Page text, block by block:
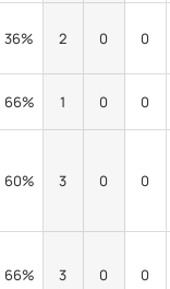
36% 2 0 0
66% 1 0 0
60% 3 0 0
66% 3 0 0